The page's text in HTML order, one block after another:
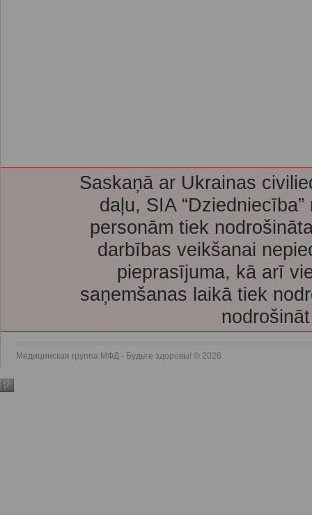
Saskaņā ar Ukrainas
daļu, SIA
personām tiek
darbības veikšanai
pieprasījuma, kā arī
saņemšanas laikā tiek
Медицинская группа МФД - Будьте здоровы! © 2026